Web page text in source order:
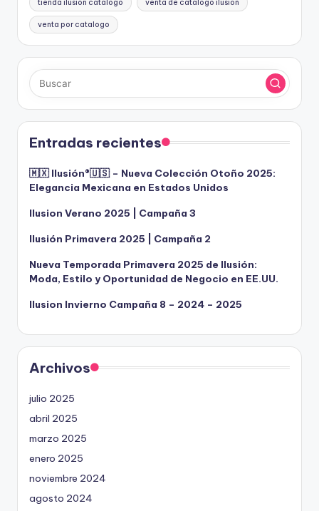
tienda ilusion catalogo venta de catalogo ilusion
venta por catalogo
Entradas recientes
🇲🇽 Ilusión®️🇺🇸 – Nueva Colección Otoño 2025:
Elegancia Mexicana en Estados Unidos
Ilusion Verano 2025 | Campaña 3
Ilusión Primavera 2025 | Campaña 2
Nueva Temporada Primavera 2025 de Ilusión:
Moda, Estilo y Oportunidad de Negocio en EE.UU.
Ilusion Invierno Campaña 8 – 2024 – 2025
Archivos
julio 2025
abril 2025
marzo 2025
enero 2025
noviembre 2024
agosto 2024